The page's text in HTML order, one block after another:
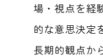
場・視点を経
的な意思決定
長期的観点か